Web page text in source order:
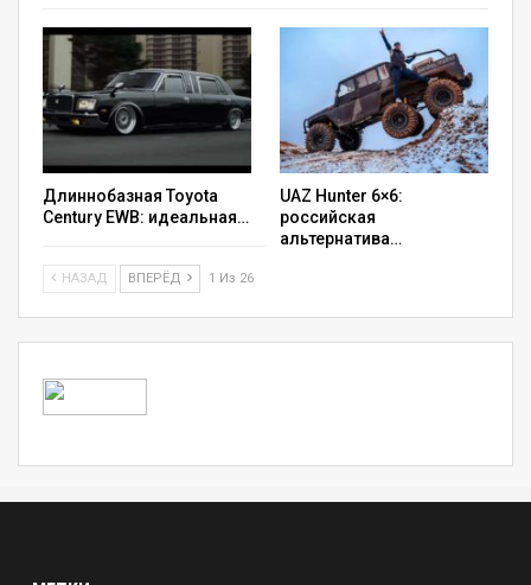
Длиннобазная Toyota
Century EWB: идеальная…
UAZ Hunter 6×6:
российская
альтернатива…
НАЗАД ВПЕРЁД 1 Из 26